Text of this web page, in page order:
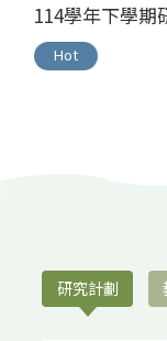
114學年下學期
Hot
研究計劃